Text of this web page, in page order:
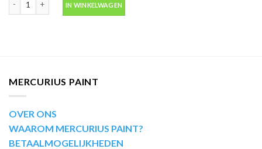
IN WINKELWAGEN
MERCURIUS PAINT
OVER ONS
WAAROM MERCURIUS PAINT?
BETAALMOGELIJKHEDEN